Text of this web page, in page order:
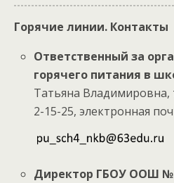
Горячие линии. Контакты
Ответственный за
горячего питания в
Татьяна Владимировна,
2-15-25, электронная
Директор ГБОУ ООШ